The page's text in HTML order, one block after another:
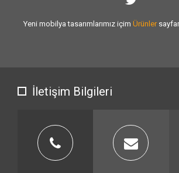
Sizlere vermiş olduğumuz hizmet kalitesini
İletişim Bilgileri